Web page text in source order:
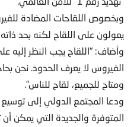
وبخصوص اللقاحات المضادة
يعولون على اللقاح لكنه بحد
وأضاف: “اللقاح يجب النظر إليه
الفيروس لا يعرف الحدود. نحن
ومتاح للجميع، لقاح للناس”.
ودعا المجتمع الدولي إلى
المتوفرة والجديدة التي يمكن